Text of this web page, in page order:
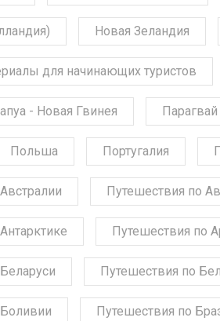
Новая Зеландия
для начинающих туристов
- Новая Гвинея Парагвай
Польша Португалия
Путешествия по
Путешествия по
Путешествия по
Путешествия по